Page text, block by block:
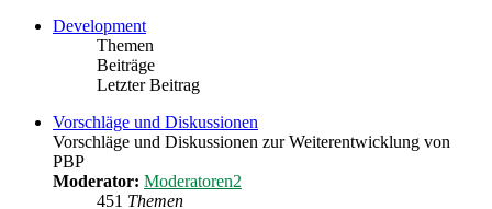
Development
Themen
Beiträge
Letzter Beitrag
Vorschläge und Diskussionen
Vorschläge und Diskussionen zur Weiterentwicklung von
PBP
Moderator: Moderatoren2
451 Themen